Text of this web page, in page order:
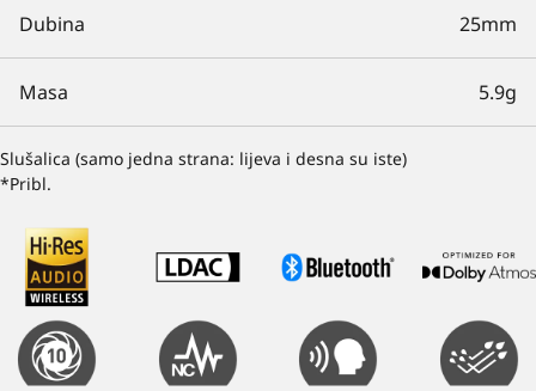
Dubina 25mm
Masa 5.9g
Slušalica (samo jedna strana: lijeva i desna su iste)
*Pribl.